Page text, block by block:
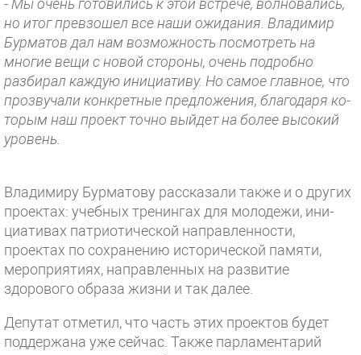
- Мы очень готовились к этой встрече, вол­новались,
но итог пр­евзошел все наши ожи­дания. Владимир
Бурм­атов дал нам возможн­ость посмотреть на
многие вещи с новой стороны, очень подроб­но
разбирал каждую инициативу. Но самое главное, что
прозвуч­али конкретные предл­ожения, благодаря ко­
торым наш проект точ­но выйдет на более высокий
уровень.
Владимиру Бурматову рассказали также и о других
проектах: учебных тренинг­ах для молодежи, ини­
циативах патриотичес­кой направленности,
проектах по сохранен­ию исторической памя­ти,
мероприятиях, на­правленных на развит­ие
здорового образа жизни и так далее.
Депутат от­метил, что часть этих проектов будет
под­держана уже сейчас. Также парламентарий